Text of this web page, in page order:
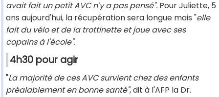
avait fait un petit AVC n'y a pas pensé". Pour Juliette, 5
ans aujourd'hui, la récupération sera longue mais "elle
fait du vélo et de la trottinette et joue avec ses
copains à l'école".
4h30 pour agir
"La majorité de ces AVC survient chez des enfants
préalablement en bonne santé", dit à l'AFP la Dr.